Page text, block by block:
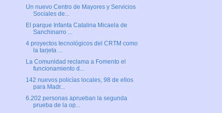
Un nuevo Centro de Mayores y Servicios
Sociales de...
El parque Infanta Catalina Micaela de
Sanchinarro ...
4 proyectos tecnológicos del CRTM como
la tarjeta ...
La Comunidad reclama a Fomento el
funcionamiento d...
142 nuevos policías locales, 98 de ellos
para Madr...
6.202 personas aprueban la segunda
prueba de la op...